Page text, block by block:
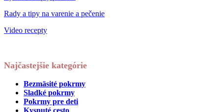
Rady a tipy na varenie a pečenie
Video recepty
Najčastejšie kategórie
Bezmäsité pokrmy
Sladké pokrmy
Pokrmy pre deti